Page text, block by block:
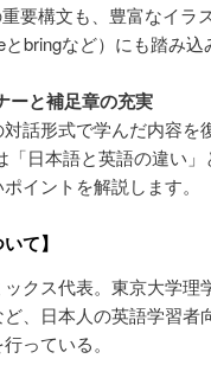
重要構文も、豊富なイ
bringなど）にも踏み込
ーと補足章の充実
話形式で学んだ内容
「日本語と英語の違い
イントを解説します。
て】
クス代表。東京大学
、日本人の英語学習
っている。